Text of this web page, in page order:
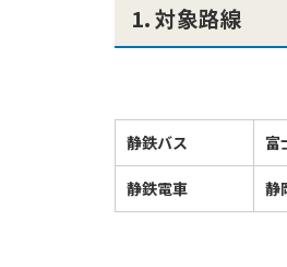
1. 対象路線
静鉄バス 富
静鉄電車 静